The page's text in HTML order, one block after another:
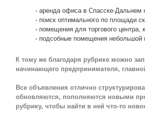
- аренда офиса в Спасске-Дальнем
- поиск оптимального по площади
- помещения для торгового центра,
- подсобные помещения небольшой
К тому же благодаря рубрике можно
начинающего предпринимателя,
Все объявления отлично
обновляются, пополняются новыми
рубрику, чтобы найти в ней что-то